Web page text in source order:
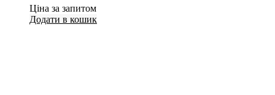
Ціна за запитом
Додати в кошик